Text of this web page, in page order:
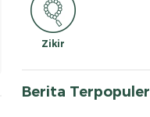
Zikir
Berita Terpopuler